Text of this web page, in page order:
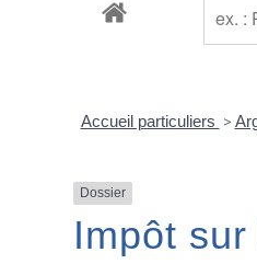
Accueil particuliers >
Dossier
Impôt